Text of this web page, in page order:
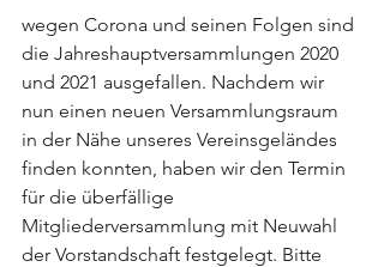
wegen Corona und seinen Folgen sind
die Jahreshauptversammlungen 2020
und 2021 ausgefallen. Nachdem wir
nun einen neuen Versammlungsraum
in der Nähe unseres Vereinsgeländes
finden konnten, haben wir den Termin
für die überfällige
Mitgliederversammlung mit Neuwahl
der Vorstandschaft festgelegt. Bitte